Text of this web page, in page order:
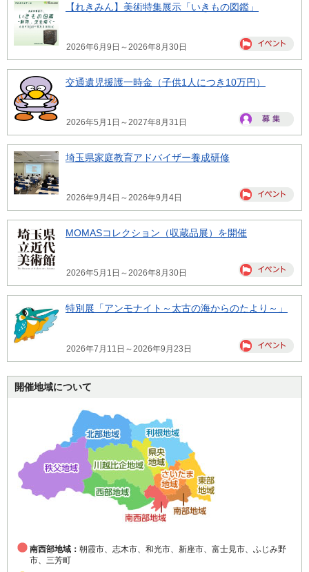
【れきみん】美術特集展示「いきもの図鑑」
2026年6月9日～2026年8月30日
交通遺児援護一時金（子供1人につき10万円）
2026年5月1日～2027年8月31日
埼玉県家庭教育アドバイザー養成研修
2026年9月4日～2026年9月4日
MOMASコレクション（収蔵品展）を開催
2026年5月1日～2026年8月30日
特別展「アンモナイト～太古の海からのたより～」
2026年7月11日～2026年9月23日
開催地域について
南西部地域： 朝霞市、志木市、和光市、新座市、富士見市、ふじみ野
市、三芳町